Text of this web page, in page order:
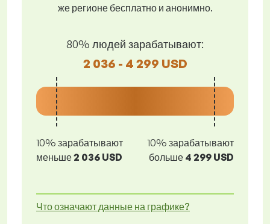
же регионе бесплатно и анонимно.
80% людей зарабатывают:
2 036 - 4 299 USD
10% зарабатывают
меньше2 036 USD
10% зарабатывают
больше 4 299 USD
Что означают данные на графике?